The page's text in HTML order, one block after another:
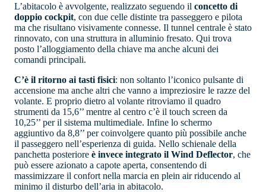
L’abitacolo è avvolgente, realizzato seguendo il concetto di
doppio cockpit, con due celle distinte tra passeggero e pilota
ma che risultano visivamente connesse. Il tunnel centrale è stato
rinnovato, con una struttura in alluminio fresato. Qui trova
posto l’alloggiamento della chiave ma anche alcuni dei
comandi principali.
C’è il ritorno ai tasti fisici: non soltanto l’iconico pulsante di
accensione ma anche altri che vanno a impreziosire le razze del
volante. E proprio dietro al volante ritroviamo il quadro
strumenti da 15,6’’ mentre al centro c’è il touch screen da
10,25’’ per il sistema multimediale. Infine lo schermo
aggiuntivo da 8,8’’ per coinvolgere quanto più possibile anche
il passeggero nell’esperienza di guida. Nello schienale della
panchetta posteriore è invece integrato il Wind Deflector, che
può essere azionato a capote aperta, consentendo di
massimizzare il confort nella marcia en plein air riducendo al
minimo il disturbo dell’aria in abitacolo.